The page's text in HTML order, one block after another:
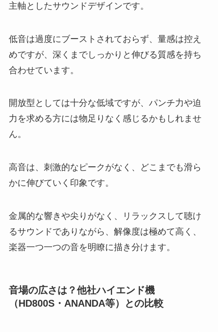
主軸としたサウンドデザインです。
低音は過度にブーストされておらず、量感は控え
めですが、深くまでしっかりと伸びる質感を持ち
合わせています。
開放型としては十分な低域ですが、パンチ力や迫
力を求める方には物足りなく感じるかもしれませ
ん。
高音は、刺激的なピークがなく、どこまでも滑ら
かに伸びていく印象です。
金属的な響きや尖りがなく、リラックスして聴け
るサウンドでありながら、解像度は極めて高く、
楽器一つ一つの音を明瞭に描き分けます。
音場の広さは？他社ハイエンド機
（HD800S・ANANDA等）との比較